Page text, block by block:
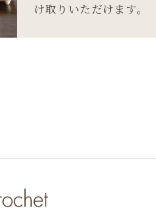
け取りいただけます。